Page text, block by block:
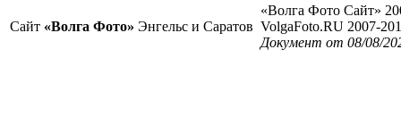
Сайт «Волга Фото» Энгельс и Саратов
«Волга Фото Сайт»
VolgaFoto.RU 2007-
Документ от 08/08/